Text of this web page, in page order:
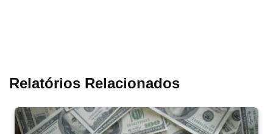
Relatórios Relacionados